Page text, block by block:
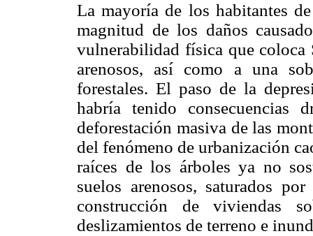
La mayoría de los habitantes
magnitud de los daños
vulnerabilidad física que coloca
arenosos, así como a una
forestales. El paso de la
habría tenido consecuencias
deforestación masiva de las
del fenómeno de urbanización
raíces de los árboles ya no
suelos arenosos, saturados
construcción de viviendas
deslizamientos de terreno e